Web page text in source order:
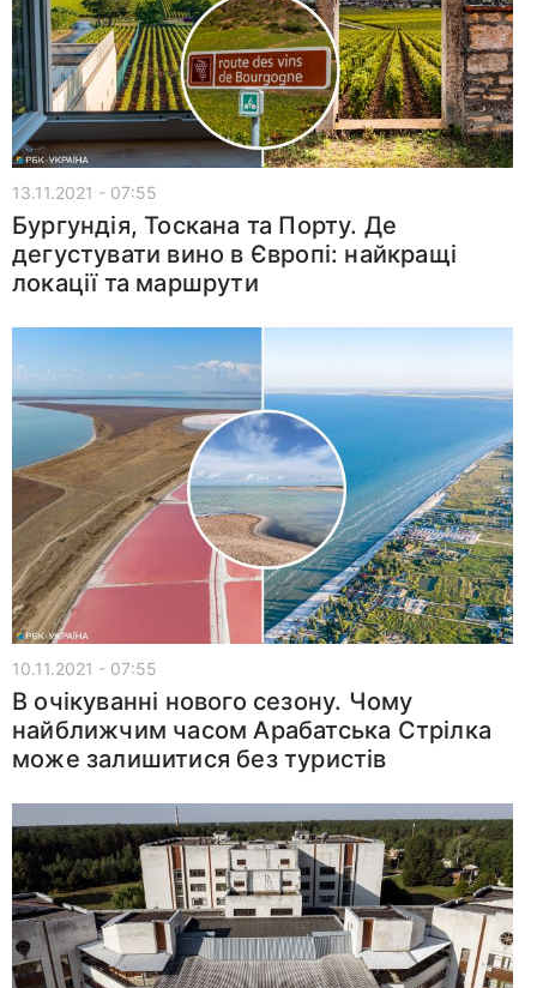
13.11.2021 - 07:55
Бургундія, Тоскана та Порту. Де
дегустувати вино в Європі: найкращі
локації та маршрути
10.11.2021 - 07:55
В очікуванні нового сезону. Чому
найближчим часом Арабатська Стрілка
може залишитися без туристів